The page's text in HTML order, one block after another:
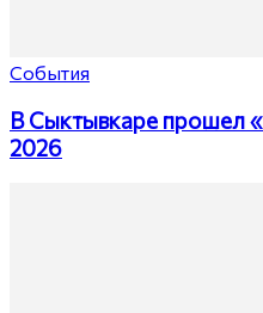
События
В Сыктывкаре прошел
2026